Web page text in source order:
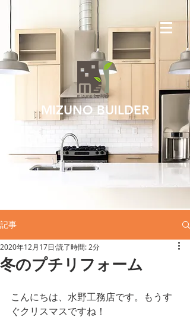
記事
冬のプチリフォーム
2020年12月17日 読了時間: 2分
こんにちは、水野工務店です。もうす
ぐクリスマスですね！
MIZUNO BUILDER